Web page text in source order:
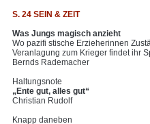
S. 24 SEIN & ZEIT
Was Jungs magisch anzieht
Wo pazifi stische Erzieherinnen
Veranlagung zum Krieger findet ihr
Bernds Rademacher
Haltungsnote
„Ente gut, alles gut“
Christian Rudolf
Knapp daneben